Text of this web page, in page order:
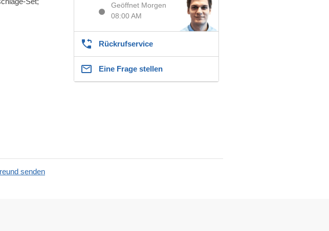
Geöffnet Morgen
08:00 AM
Rückrufservice
Eine Frage stellen
senden